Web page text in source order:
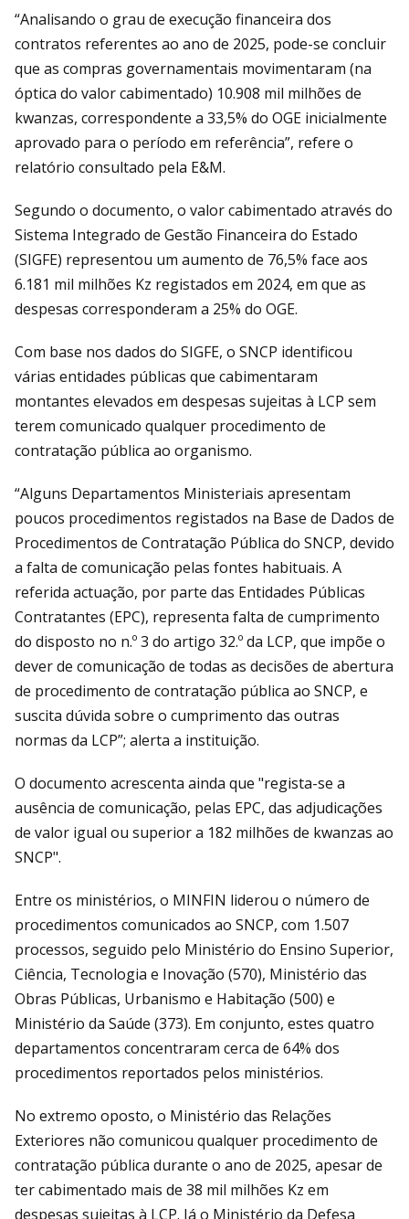
“Analisando o grau de execução financeira dos
contratos referentes ao ano de 2025, pode-se concluir
que as compras governamentais movimentaram (na
óptica do valor cabimentado) 10.908 mil milhões de
kwanzas, correspondente a 33,5% do OGE inicialmente
aprovado para o período em referência”, refere o
relatório consultado pela E&M.
Segundo o documento, o valor cabimentado através do
Sistema Integrado de Gestão Financeira do Estado
(SIGFE) representou um aumento de 76,5% face aos
6.181 mil milhões Kz registados em 2024, em que as
despesas corresponderam a 25% do OGE.
Com base nos dados do SIGFE, o SNCP identificou
várias entidades públicas que cabimentaram
montantes elevados em despesas sujeitas à LCP sem
terem comunicado qualquer procedimento de
contratação pública ao organismo.
“Alguns Departamentos Ministeriais apresentam
poucos procedimentos registados na Base de Dados de
Procedimentos de Contratação Pública do SNCP, devido
a falta de comunicação pelas fontes habituais. A
referida actuação, por parte das Entidades Públicas
Contratantes (EPC), representa falta de cumprimento
do disposto no n.º 3 do artigo 32.º da LCP, que impõe o
dever de comunicação de todas as decisões de abertura
de procedimento de contratação pública ao SNCP, e
suscita dúvida sobre o cumprimento das outras
normas da LCP”; alerta a instituição.
O documento acrescenta ainda que "regista-se a
ausência de comunicação, pelas EPC, das adjudicações
de valor igual ou superior a 182 milhões de kwanzas ao
SNCP".
Entre os ministérios, o MINFIN liderou o número de
procedimentos comunicados ao SNCP, com 1.507
processos, seguido pelo Ministério do Ensino Superior,
Ciência, Tecnologia e Inovação (570), Ministério das
Obras Públicas, Urbanismo e Habitação (500) e
Ministério da Saúde (373). Em conjunto, estes quatro
departamentos concentraram cerca de 64% dos
procedimentos reportados pelos ministérios.
No extremo oposto, o Ministério das Relações
Exteriores não comunicou qualquer procedimento de
contratação pública durante o ano de 2025, apesar de
ter cabimentado mais de 38 mil milhões Kz em
despesas sujeitas à LCP. Já o Ministério da Defesa